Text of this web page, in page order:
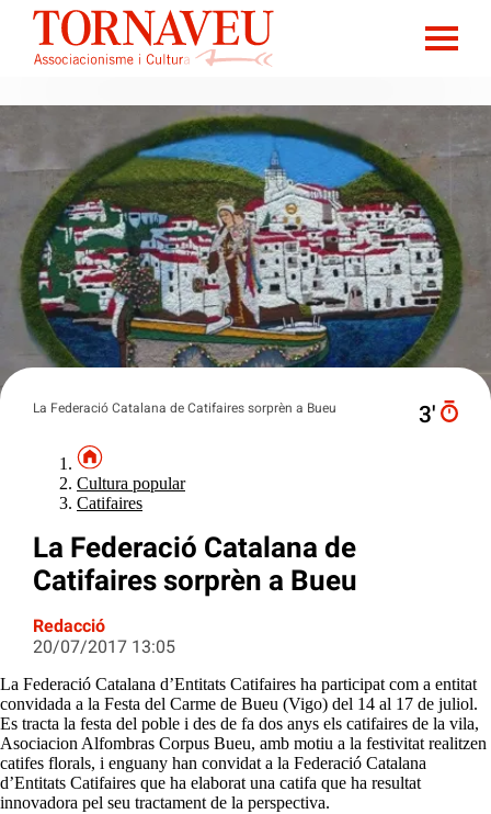
La Federació Catalana de Catifaires sorprèn a Bueu 3′
Cultura popular
Catifaires
La Federació Catalana de
Catifaires sorprèn a Bueu
Redacció
20/07/2017 13:05
La Federació Catalana d’Entitats Catifaires ha participat com a entitat
convidada a la Festa del Carme de Bueu (Vigo) del 14 al 17 de juliol.
Es tracta la festa del poble i des de fa dos anys els catifaires de la vila,
Asociacion Alfombras Corpus Bueu, amb motiu a la festivitat realitzen
catifes florals, i enguany han convidat a la Federació Catalana
d’Entitats Catifaires que ha elaborat una catifa que ha resultat
innovadora pel seu tractament de la perspectiva.